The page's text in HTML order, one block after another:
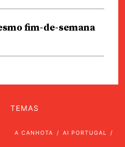
fim-de-semana
TEMAS
A CANHOTA AI PORTUGAL